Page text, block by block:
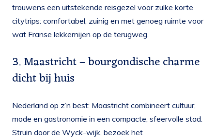
trouwens een uitstekende reisgezel voor zulke korte
citytrips: comfortabel, zuinig en met genoeg ruimte voor
wat Franse lekkernijen op de terugweg.
3. Maastricht – bourgondische charme
dicht bij huis
Nederland op z’n best: Maastricht combineert cultuur,
mode en gastronomie in een compacte, sfeervolle stad.
Struin door de Wyck-wijk, bezoek het